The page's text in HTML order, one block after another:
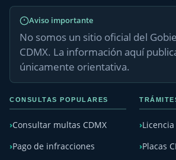
Aviso importante
No somos un sitio oficial del
CDMX. La información aquí
únicamente orientativa.
CONSULTAS POPULARES
Consultar multas CDMX
Pago de infracciones
Placas